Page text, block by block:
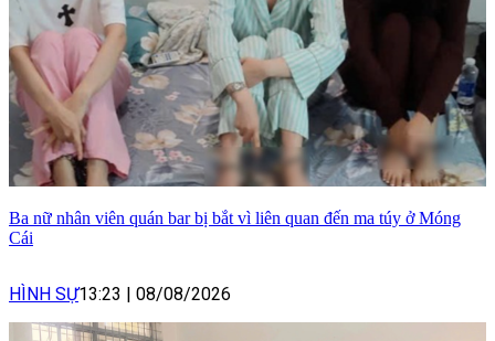
Ba nữ nhân viên quán bar bị bắt vì liên quan đến ma túy ở Móng
Cái
HÌNH SỰ13:23 | 08/08/2026